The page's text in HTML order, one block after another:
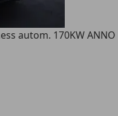
autom. 170KW ANNO